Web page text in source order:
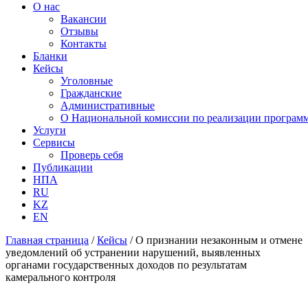
О нас
Вакансии
Отзывы
Контакты
Бланки
Кейсы
Уголовные
Гражданские
Административные
О Национальной комиссии по реализации
Услуги
Сервисы
Проверь себя
Публикации
НПА
RU
KZ
EN
Главная страница /Кейсы /О признании незаконным и отмене
уведомлений об устранении нарушений, выявленных
органами государственных доходов по результатам
камерального контроля